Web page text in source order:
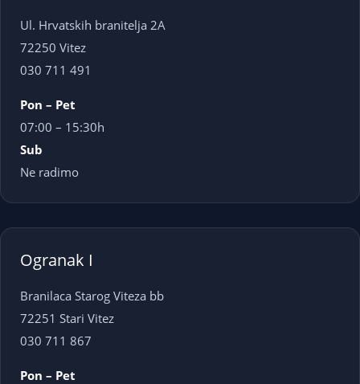
Ul. Hrvatskih branitelja 2A
72250 Vitez
030 711 491
Pon – Pet
07:00 – 15:30h
Sub
Ne radimo
Ogranak I
Branilaca Starog Viteza bb
72251 Stari Vitez
030 711 867
Pon – Pet